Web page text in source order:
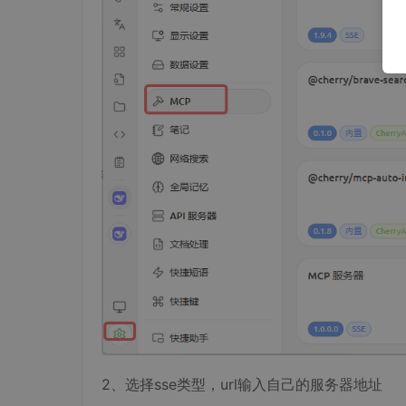
2、选择sse类型，url输入自己的服务器地址